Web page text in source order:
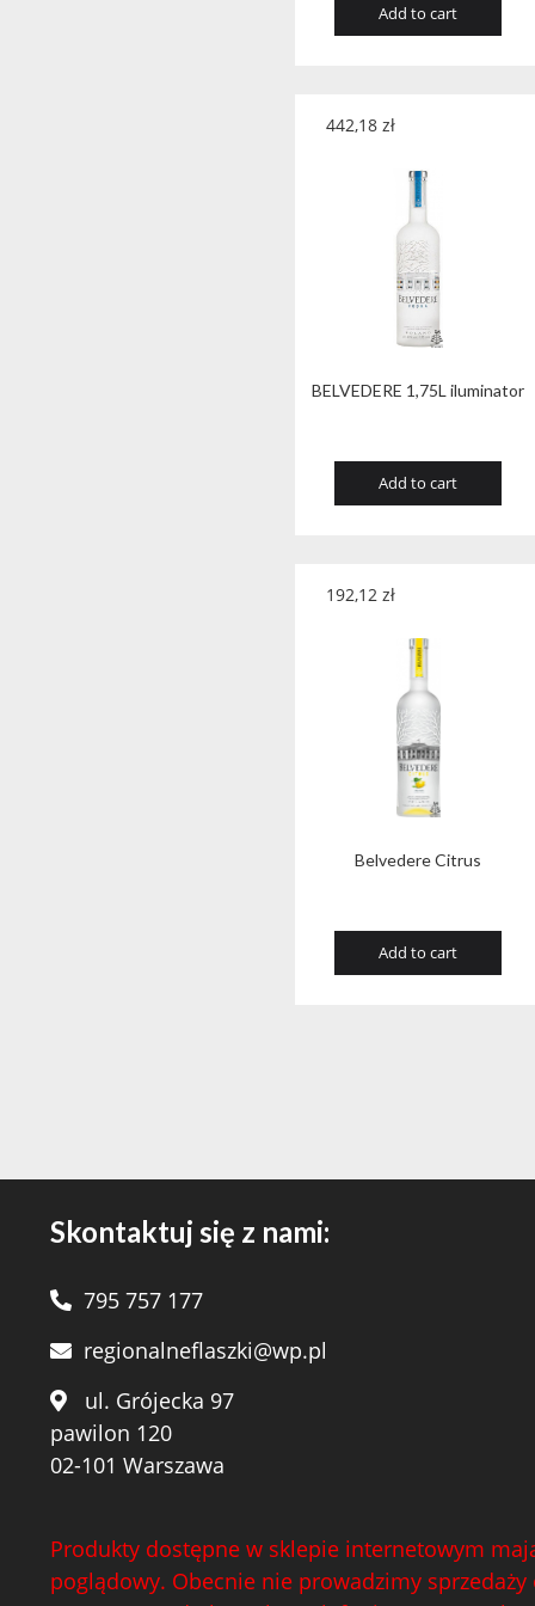
Add to cart
BELVEDERE 1,75L iluminator
442,18 zł
Add to cart
Belvedere Citrus
192,12 zł
Add to cart
Skontaktuj się z nami:
795 757 177
regionalneflaszki@wp.pl
ul. Grójecka 97
pawilon 120
02-101 Warszawa
Produkty dostępne w sklepie internetowym
poglądowy. Obecnie nie prowadzimy sprzedaży